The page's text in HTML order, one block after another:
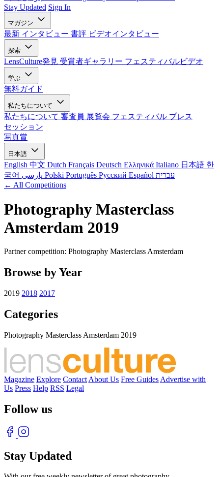
Stay Updated Sign In
マガジン
最新 インタビュー 書評 ビデオインタビュー
探索
LensCulture発見 受賞者ギャラリー フェスティバルビデオ
学ぶ
無料ガイド
私たちについて
私たちについて 審査員 展覧会 フェスティバル プレス
セッション
写真賞
日本語
English 中文 Dutch Français Deutsch Ελληνικά Italiano 日本語 한
국어
Polski Português Русский Español עברית
← All Competitions
Photography Masterclass
Amsterdam 2019
Partner competition: Photography Masterclass Amsterdam
Browse by Year
2019 2018 2017
Categories
Photography Masterclass Amsterdam 2019
Magazine Explore Contact About Us Free Guides Advertise with
Us Press Help RSS Legal
Follow us
Stay Updated